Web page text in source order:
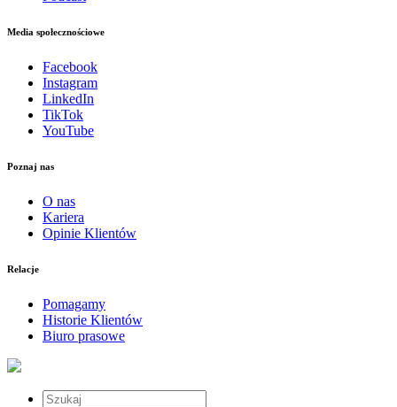
Media społecznościowe
Facebook
Instagram
LinkedIn
TikTok
YouTube
Poznaj nas
O nas
Kariera
Opinie Klientów
Relacje
Pomagamy
Historie Klientów
Biuro prasowe